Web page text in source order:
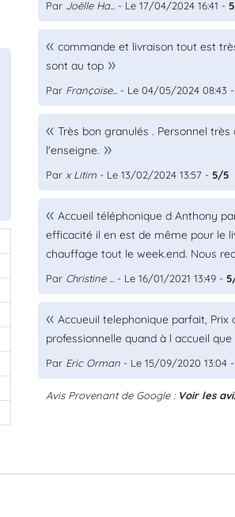
Par Joëlle Ha... - Le 17/04/2024 16:41 -
commande et livraison tout est
sont au top
Par Françoise... - Le 04/05/2024 08:43 -
Très bon granulés . Personnel
l'enseigne.
Par x Litim - Le 13/02/2024 13:57 - 5/5
Accueil téléphonique d Anthony
efficacité il en est de même pour le
chauffage tout le week.end. Nous
Par Christine ... - Le 16/01/2021 13:49 -
Accueuil telephonique parfait,
professionnelle quand à l accueil
Par Eric Orman - Le 15/09/2020 13:04 -
Avis Provenant de Google : Voir les